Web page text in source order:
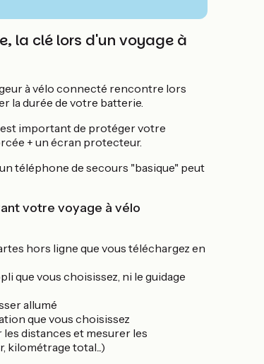
la clé lors d'un voyage à
à vélo connecté rencontre lors
la durée de votre batterie.
important de protéger votre
+ un écran protecteur.
téléphone de secours "basique" peut
votre voyage à vélo
hors ligne que vous téléchargez en
que vous choisissez, ni le guidage
allumé
que vous choisissez
distances et mesurer les
kilométrage total...)